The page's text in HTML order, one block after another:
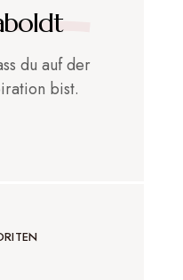
du auf der
bist.